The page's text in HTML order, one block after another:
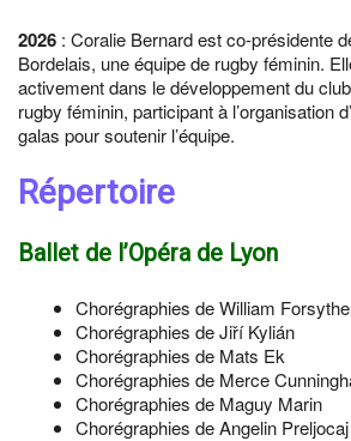
2026 : Coralie Bernard est co-présidente
Bordelais, une équipe de rugby féminin.
activement dans le développement du
rugby féminin, participant à l’organisation
galas pour soutenir l’équipe.
Répertoire
Ballet de l’Opéra de Lyon
Chorégraphies de William Forsythe
Chorégraphies de Jiří Kylián
Chorégraphies de Mats Ek
Chorégraphies de Merce
Chorégraphies de Maguy Marin
Chorégraphies de Angelin Preljocaj